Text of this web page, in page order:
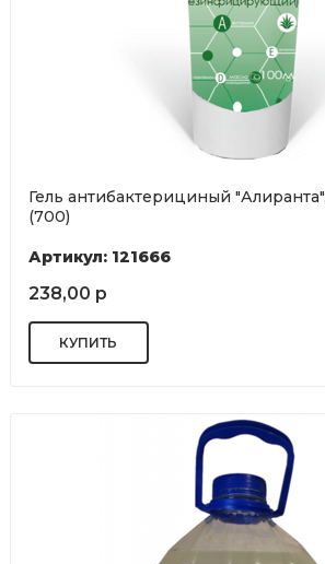
Гель антибактерициный
(700)
Артикул: 121666
238,00 р